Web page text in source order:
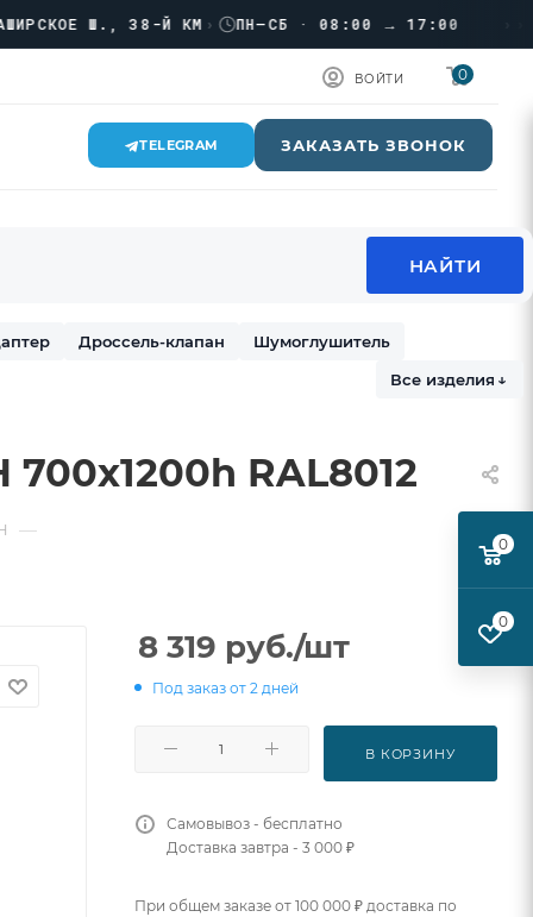
Ш., 38-Й КМ› ПН–СБ · 08:00 → 17:00
ВОЙТИ 0
TELEGRAM ЗАКАЗАТЬ ЗВОНОК
Дроссель-клапан
Шумоглушитель
Все изделия ↓
RAL8012
—
8 319 руб./шт
Под заказ от 2 дней
В КОРЗИНУ
Самовывоз - бесплатно
Доставка завтра - 3 000 ₽
При общем заказе от 100 000 ₽ доставка по
0
0